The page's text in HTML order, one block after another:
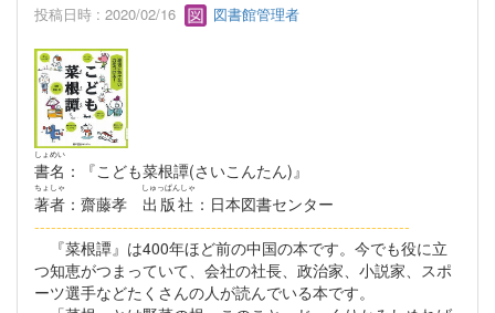
投稿日時 : 2020/02/16 図書館管理者
書名
しょめい
：『こども菜根譚(さいこんたん)』
著者
ちょしゃ
：齋藤孝 出版社
しゅっぱんしゃ
：日本図書センター
--------------------------------------------------------------------
『菜根譚』は400年ほど前の中国の本です。今でも役に立
つ知恵がつまっていて、会社の社長、政治家、小説家、スポ
ーツ選手などたくさんの人が読んでいる本です。